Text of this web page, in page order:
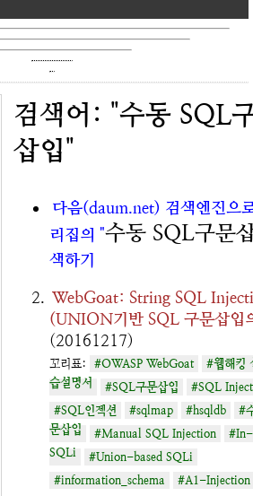
검색어: "수동 SQL
삽입"
다음(daum.net) 검색엔진으
리집의 "수동 SQL구문
색하기
WebGoat: String SQL
(UNION기반 SQL 구문삽입
(20161217)
꼬리표: #OWASP WebGoat #웹해킹
습설명서 #SQL구문삽입
#SQL
#SQL인젝션
#sqlmap #hsqldb #
문삽입 #Manual SQL Injection #In-
SQLi
#Union-based SQLi
#information_schema
#A1-Injection